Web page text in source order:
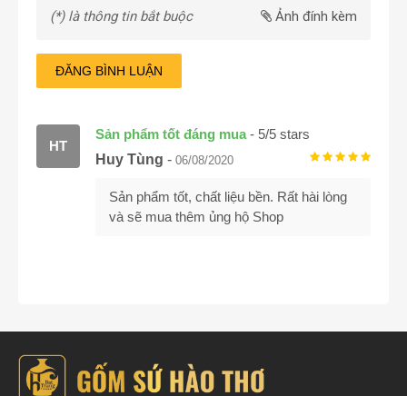
(*) là thông tin bắt buộc Ảnh đính kèm
ĐĂNG BÌNH LUẬN
Sản phẩm tốt đáng mua- 5/5 stars
HT
Huy Tùng - 06/08/2020
Sản phẩm tốt, chất liệu bền. Rất hài lòng
và sẽ mua thêm ủng hộ Shop